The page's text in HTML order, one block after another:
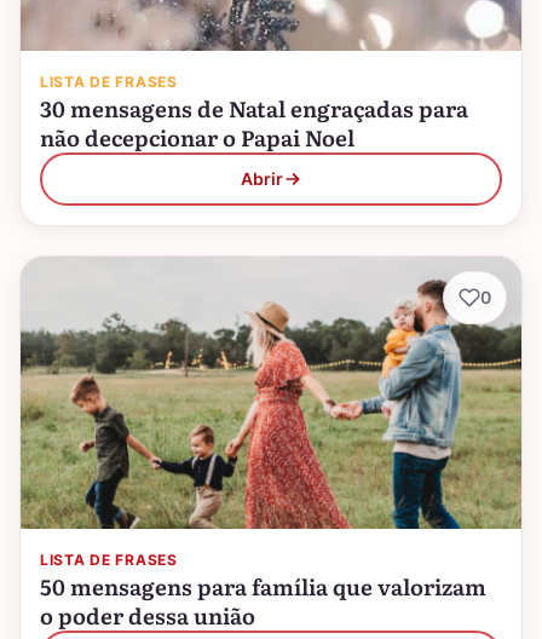
LISTA DE FRASES
30 mensagens de Natal engraçadas para
não decepcionar o Papai Noel
Abrir
LISTA DE FRASES
50 mensagens para família que valorizam
o poder dessa união
0